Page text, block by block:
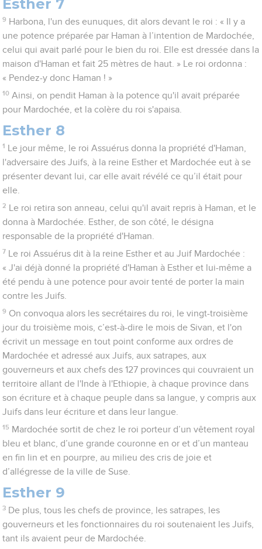
Esther 7
9 Harbona, l'un des eunuques, dit alors devant le roi : « Il y a
une potence préparée par Haman à l’intention de Mardochée,
celui qui avait parlé pour le bien du roi. Elle est dressée dans la
maison d'Haman et fait 25 mètres de haut. » Le roi ordonna :
« Pendez-y donc Haman ! »
10 Ainsi, on pendit Haman à la potence qu'il avait préparée
pour Mardochée, et la colère du roi s'apaisa.
Esther 8
1
Le jour même, le roi Assuérus donna la propriété d'Haman,
l'adversaire des Juifs, à la reine Esther et Mardochée eut à se
présenter devant lui, car elle avait révélé ce qu’il était pour
elle.
2
Le roi retira son anneau, celui qu'il avait repris à Haman, et le
donna à Mardochée. Esther, de son côté, le désigna
responsable de la propriété d'Haman.
7
Le roi Assuérus dit à la reine Esther et au Juif Mardochée :
« J'ai déjà donné la propriété d'Haman à Esther et lui-même a
été pendu à une potence pour avoir tenté de porter la main
contre les Juifs.
9 On convoqua alors les secrétaires du roi, le vingt-troisième
jour du troisième mois, c’est-à-dire le mois de Sivan, et l'on
écrivit un message en tout point conforme aux ordres de
Mardochée et adressé aux Juifs, aux satrapes, aux
gouverneurs et aux chefs des 127 provinces qui couvraient un
territoire allant de l'Inde à l'Ethiopie, à chaque province dans
son écriture et à chaque peuple dans sa langue, y compris aux
Juifs dans leur écriture et dans leur langue.
15 Mardochée sortit de chez le roi porteur d’un vêtement royal
bleu et blanc, d’une grande couronne en or et d’un manteau
en fin lin et en pourpre, au milieu des cris de joie et
d’allégresse de la ville de Suse.
Esther 9
3 De plus, tous les chefs de province, les satrapes, les
gouverneurs et les fonctionnaires du roi soutenaient les Juifs,
tant ils avaient peur de Mardochée.